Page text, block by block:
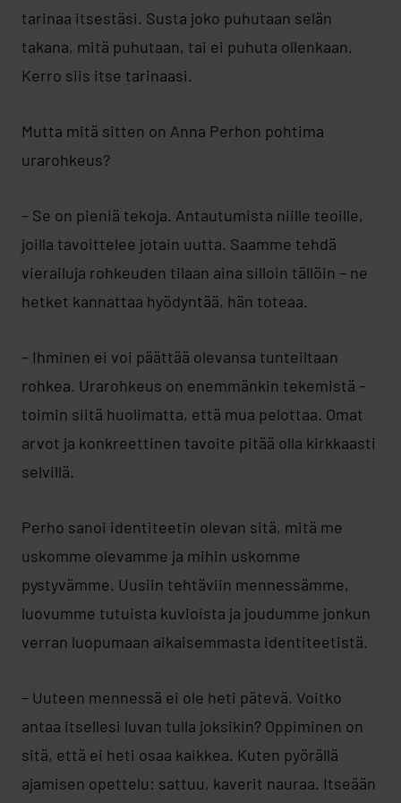
tarinaa itsestäsi. Susta joko puhutaan selän
takana, mitä puhutaan, tai ei puhuta ollenkaan.
Kerro siis itse tarinaasi.
Mutta mitä sitten on Anna Perhon pohtima
urarohkeus?
– Se on pieniä tekoja. Antautumista niille teoille,
joilla tavoittelee jotain uutta. Saamme tehdä
vierailuja rohkeuden tilaan aina silloin tällöin – ne
hetket kannattaa hyödyntää, hän toteaa.
– Ihminen ei voi päättää olevansa tunteiltaan
rohkea. Urarohkeus on enemmänkin tekemistä –
toimin siitä huolimatta, että mua pelottaa. Omat
arvot ja konkreettinen tavoite pitää olla kirkkaasti
selvillä.
Perho sanoi identiteetin olevan sitä, mitä me
uskomme olevamme ja mihin uskomme
pystyvämme. Uusiin tehtäviin mennessämme,
luovumme tutuista kuvioista ja joudumme jonkun
verran luopumaan aikaisemmasta identiteetistä.
– Uuteen mennessä ei ole heti pätevä. Voitko
antaa itsellesi luvan tulla joksikin? Oppiminen on
sitä, että ei heti osaa kaikkea. Kuten pyörällä
ajamisen opettelu: sattuu, kaverit nauraa. Itseään